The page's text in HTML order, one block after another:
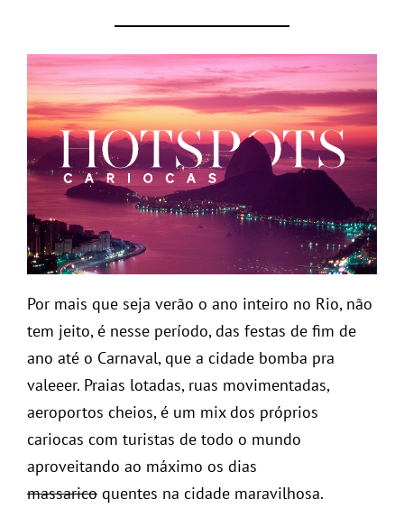
Por mais que seja verão o ano inteiro no Rio, não
tem jeito, é nesse período, das festas de fim de
ano até o Carnaval, que a cidade bomba pra
valeeer. Praias lotadas, ruas movimentadas,
aeroportos cheios, é um mix dos próprios
cariocas com turistas de todo o mundo
aproveitando ao máximo os dias
massarico quentes na cidade maravilhosa.